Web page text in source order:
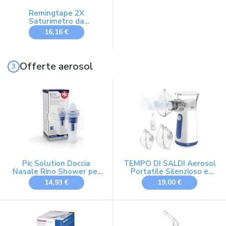
Remingtape 2X
Saturimetro da
Dito/Pulsossimetro/Battito
Cardiaco/Ossimetro
16,16 €
Offerte aerosol
Pic Solution Doccia
Nasale Rino Shower per
Aerosol, 1 unità, 1
14,93 €
TEMPO DI SALDI Aerosol
Portatile Silenzioso e
compatto con
Alimentazione USB.
da utilizzare. Mesh
Nebulizer da Viaggio,
19,00 €